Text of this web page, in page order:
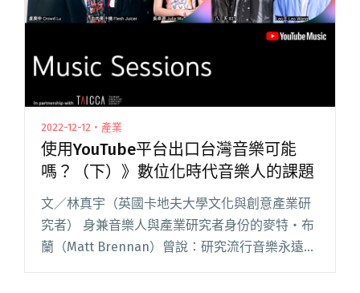
2022-12-12・產業
使用YouTube平台出口台灣音樂可能
嗎？（下）》數位化時代音樂人的課題
文／林真宇（英國卡地夫大學文化與創意產業研
究者） 身兼音樂人與產業研究者身份的麥特・布
蘭（Matt Brennan）曾說：研究流行音樂永遠不
缺題材，此刻需特別留心的課題，是數位化、科